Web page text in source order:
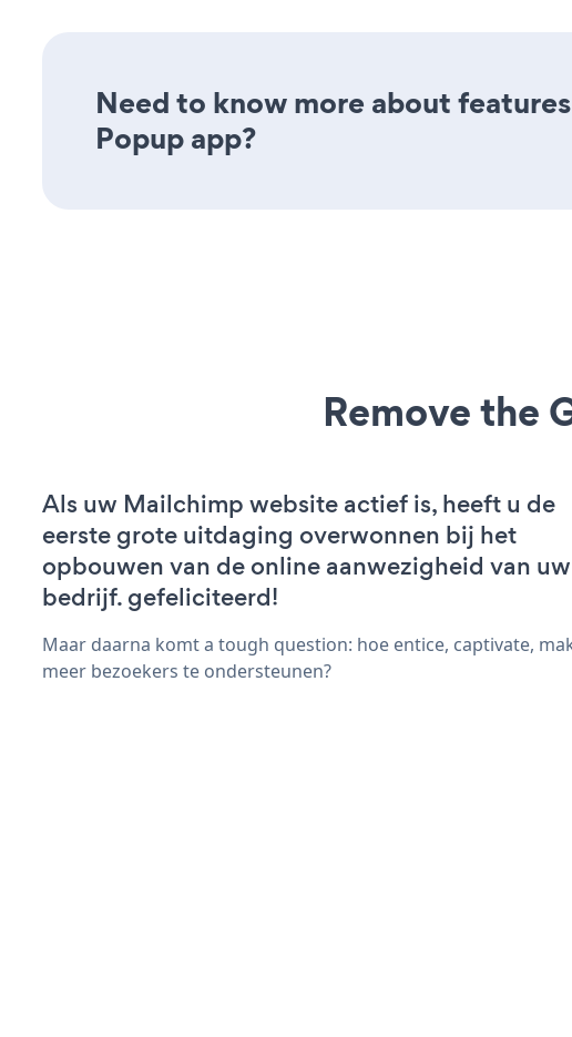
Need to know more about
Popup app?
Remove the
Als uw Mailchimp website actief is, heeft u de
eerste grote uitdaging overwonnen bij het
opbouwen van de online aanwezigheid van uw
bedrijf. gefeliciteerd!
Maar daarna komt a tough question: hoe entice, captivate,
meer bezoekers te ondersteunen?